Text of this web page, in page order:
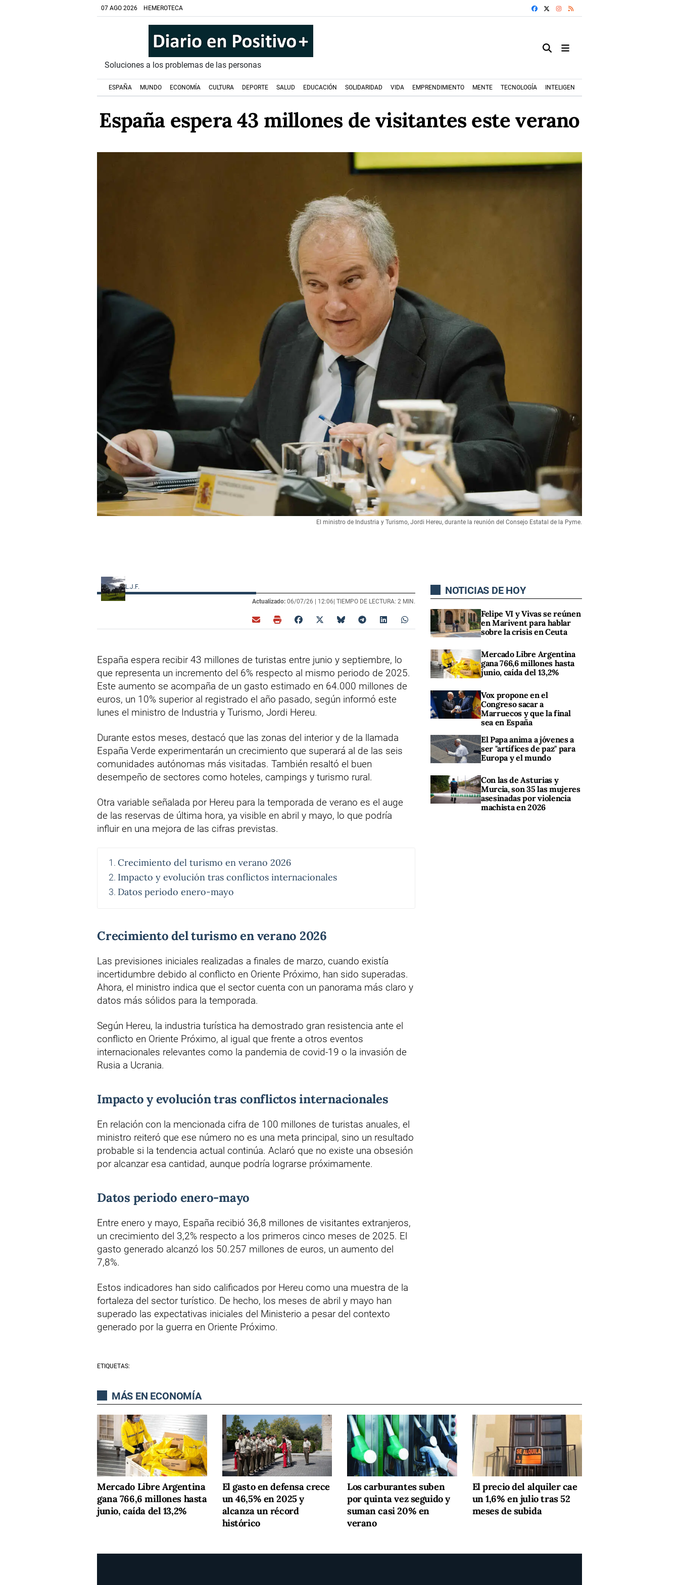
07 AGO 2026 HEMEROTECA FACEBOOKINSTAGRAM
Soluciones a los problemas de las personas
ESPAÑA MUNDO ECONOMÍA CULTURA DEPORTE SALUD EDUCACIÓN SOLIDARIDAD VIDA EMPRENDIMIENTO MENTE TECNOLOGÍA INTELIGENCIA ARTIFICIAL
España espera 43 millones de visitantes este verano
El ministro de Industria y Turismo, Jordi Hereu, durante la reunión del Consejo Estatal de la Pyme.
L.J.F.
Actualizado: 06/07/26 | 12:06 | TIEMPO DE LECTURA: 2 MIN.
España espera recibir 43 millones de turistas entre junio y septiembre, lo
que representa un incremento del 6% respecto al mismo periodo de 2025.
Este aumento se acompaña de un gasto estimado en 64.000 millones de
euros, un 10% superior al registrado el año pasado, según informó este
lunes el ministro de Industria y Turismo, Jordi Hereu.
Durante estos meses, destacó que las zonas del interior y de la llamada
España Verde experimentarán un crecimiento que superará al de las seis
comunidades autónomas más visitadas. También resaltó el buen
desempeño de sectores como hoteles, campings y turismo rural.
Otra variable señalada por Hereu para la temporada de verano es el auge
de las reservas de última hora, ya visible en abril y mayo, lo que podría
influir en una mejora de las cifras previstas.
Crecimiento del turismo en verano 2026
Impacto y evolución tras conflictos internacionales
Datos periodo enero-mayo
Crecimiento del turismo en verano 2026
Las previsiones iniciales realizadas a finales de marzo, cuando existía
incertidumbre debido al conflicto en Oriente Próximo, han sido superadas.
Ahora, el ministro indica que el sector cuenta con un panorama más claro y
datos más sólidos para la temporada.
Según Hereu, la industria turística ha demostrado gran resistencia ante el
conflicto en Oriente Próximo, al igual que frente a otros eventos
internacionales relevantes como la pandemia de covid-19 o la invasión de
Rusia a Ucrania.
Impacto y evolución tras conflictos internacionales
En relación con la mencionada cifra de 100 millones de turistas anuales, el
ministro reiteró que ese número no es una meta principal, sino un resultado
probable si la tendencia actual continúa. Aclaró que no existe una obsesión
por alcanzar esa cantidad, aunque podría lograrse próximamente.
Datos periodo enero-mayo
Entre enero y mayo, España recibió 36,8 millones de visitantes extranjeros,
un crecimiento del 3,2% respecto a los primeros cinco meses de 2025. El
gasto generado alcanzó los 50.257 millones de euros, un aumento del
7,8%.
Estos indicadores han sido calificados por Hereu como una muestra de la
fortaleza del sector turístico. De hecho, los meses de abril y mayo han
superado las expectativas iniciales del Ministerio a pesar del contexto
generado por la guerra en Oriente Próximo.
ETIQUETAS:
NOTICIAS DE HOY
Felipe VI y Vivas se reúnen
en Marivent para hablar
sobre la crisis en Ceuta
Mercado Libre Argentina
gana 766,6 millones hasta
junio, caída del 13,2%
Vox propone en el
Congreso sacar a
Marruecos y que la final
sea en España
El Papa anima a jóvenes a
ser "artífices de paz" para
Europa y el mundo
Con las de Asturias y
Murcia, son 35 las mujeres
asesinadas por violencia
machista en 2026
MÁS EN ECONOMÍA
Mercado Libre Argentina
gana 766,6 millones hasta
junio, caída del 13,2%
El gasto en defensa crece
un 46,5% en 2025 y
alcanza un récord
histórico
Los carburantes suben
por quinta vez seguido y
suman casi 20% en
verano
El precio del alquiler cae
un 1,6% en julio tras 52
meses de subida